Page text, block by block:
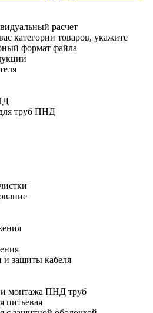
расчет
категории товаров, укажите
формат файла
труб ПНД
защиты кабеля
и монтажа ПНД труб
питьевая